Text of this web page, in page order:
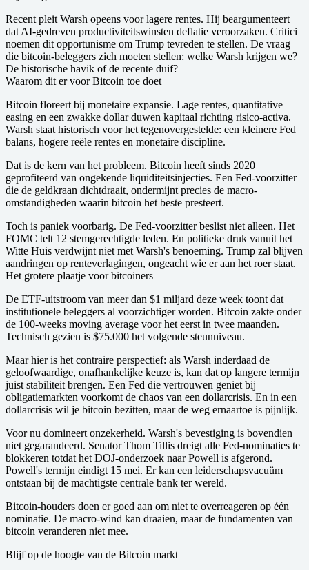
Recent pleit Warsh opeens voor lagere rentes. Hij beargumenteert
dat AI-gedreven productiviteitswinsten deflatie veroorzaken. Critici
noemen dit opportunisme om Trump tevreden te stellen. De vraag
die bitcoin-beleggers zich moeten stellen: welke Warsh krijgen we?
De historische havik of de recente duif?
Waarom dit er voor Bitcoin toe doet
Bitcoin floreert bij monetaire expansie. Lage rentes, quantitative
easing en een zwakke dollar duwen kapitaal richting risico-activa.
Warsh staat historisch voor het tegenovergestelde: een kleinere Fed
balans, hogere reële rentes en monetaire discipline.
Dat is de kern van het probleem. Bitcoin heeft sinds 2020
geprofiteerd van ongekende liquiditeitsinjecties. Een Fed-voorzitter
die de geldkraan dichtdraait, ondermijnt precies de macro-
omstandigheden waarin bitcoin het beste presteert.
Toch is paniek voorbarig. De Fed-voorzitter beslist niet alleen. Het
FOMC telt 12 stemgerechtigde leden. En politieke druk vanuit het
Witte Huis verdwijnt niet met Warsh's benoeming. Trump zal blijven
aandringen op renteverlagingen, ongeacht wie er aan het roer staat.
Het grotere plaatje voor bitcoiners
De ETF-uitstroom van meer dan $1 miljard deze week toont dat
institutionele beleggers al voorzichtiger worden. Bitcoin zakte onder
de 100-weeks moving average voor het eerst in twee maanden.
Technisch gezien is $75.000 het volgende steunniveau.
Maar hier is het contraire perspectief: als Warsh inderdaad de
geloofwaardige, onafhankelijke keuze is, kan dat op langere termijn
juist stabiliteit brengen. Een Fed die vertrouwen geniet bij
obligatiemarkten voorkomt de chaos van een dollarcrisis. En in een
dollarcrisis wil je bitcoin bezitten, maar de weg ernaartoe is pijnlijk.
Voor nu domineert onzekerheid. Warsh's bevestiging is bovendien
niet gegarandeerd. Senator Thom Tillis dreigt alle Fed-nominaties te
blokkeren totdat het DOJ-onderzoek naar Powell is afgerond.
Powell's termijn eindigt 15 mei. Er kan een leiderschapsvacuüm
ontstaan bij de machtigste centrale bank ter wereld.
Bitcoin-houders doen er goed aan om niet te overreageren op één
nominatie. De macro-wind kan draaien, maar de fundamenten van
bitcoin veranderen niet mee.
Blijf op de hoogte van de Bitcoin markt